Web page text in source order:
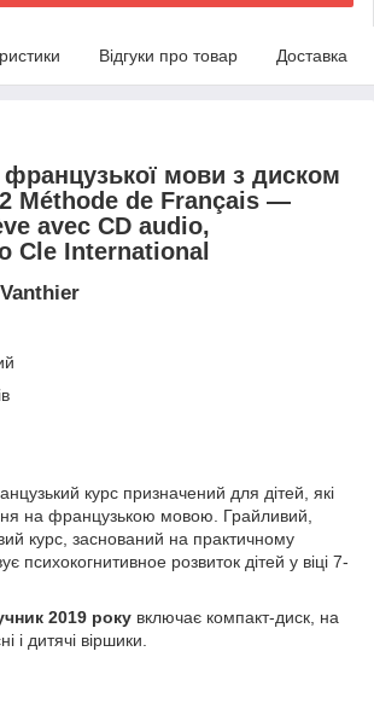
Відгуки про товар Доставка
французької мови з диском
Méthode de Français —
avec CD audio,
Cle International
курс призначений для дітей, які
на французькою мовою. Грайливий,
курс, заснований на практичному
психокогнитивное розвиток дітей у віці 7-
2019 року включає компакт-диск, на
і дитячі віршики.